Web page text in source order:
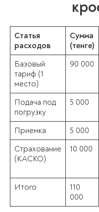
Статья
расходов
Сумма
(тенге)
Базовый
тариф (1
место)
90 000
Подача под
погрузку
5 000
Приемка 5 000
Страхование
(КАСКО)
10 000
Итого
110
000